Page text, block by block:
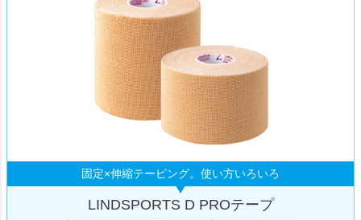
固定×伸縮テーピング。使い方いろいろ
LINDSPORTS D PROテープ